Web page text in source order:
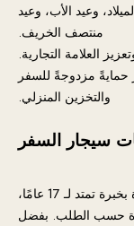
وعيد الأب، وعيد
منتصف الخريف.
العلامة التجارية.
حمايةً مزدوجةً للسفر
والتخزين المنزلي.
سيجار السفر
شركة كرييتف باكينج هي شركة تصنيع رائدة بخبرة تمتد لـ 17 عامًا،
حسب الطلب. بفضل